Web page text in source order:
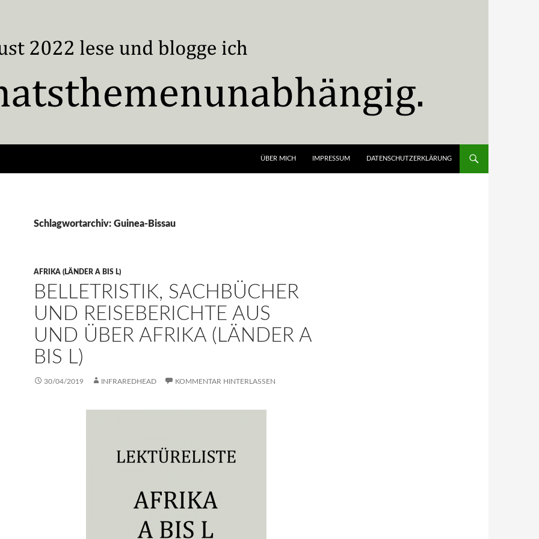
ÜBER MICH IMPRESSUM DATENSCHUTZERKLÄRUNG
Schlagwortarchiv: Guinea-Bissau
AFRIKA (LÄNDER A BIS L)
BELLETRISTIK, SACHBÜCHER
UND REISEBERICHTE AUS
UND ÜBER AFRIKA (LÄNDER A
BIS L)
30/04/2019 INFRAREDHEAD KOMMENTAR HINTERLASSEN